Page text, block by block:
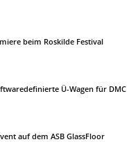
beim Roskilde Festival
Ü-Wagen für DMC
auf dem ASB GlassFloor